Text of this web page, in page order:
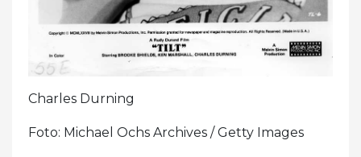
Charles Durning
Foto: Michael Ochs Archives / Getty Images